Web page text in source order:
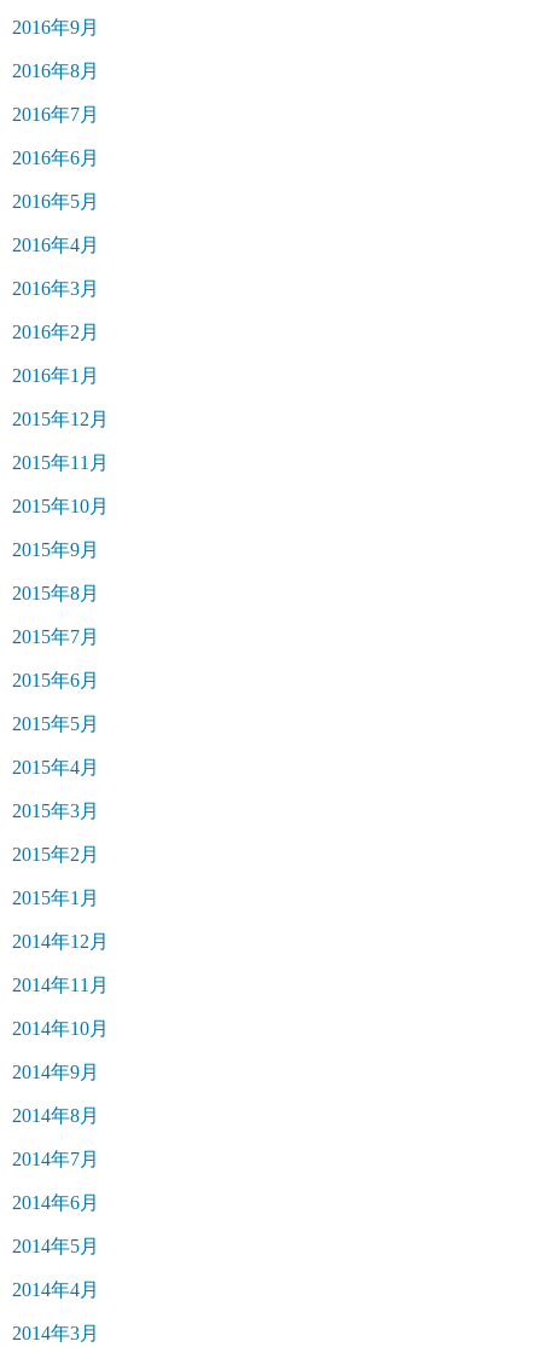
2016年9月
2016年8月
2016年7月
2016年6月
2016年5月
2016年4月
2016年3月
2016年2月
2016年1月
2015年12月
2015年11月
2015年10月
2015年9月
2015年8月
2015年7月
2015年6月
2015年5月
2015年4月
2015年3月
2015年2月
2015年1月
2014年12月
2014年11月
2014年10月
2014年9月
2014年8月
2014年7月
2014年6月
2014年5月
2014年4月
2014年3月